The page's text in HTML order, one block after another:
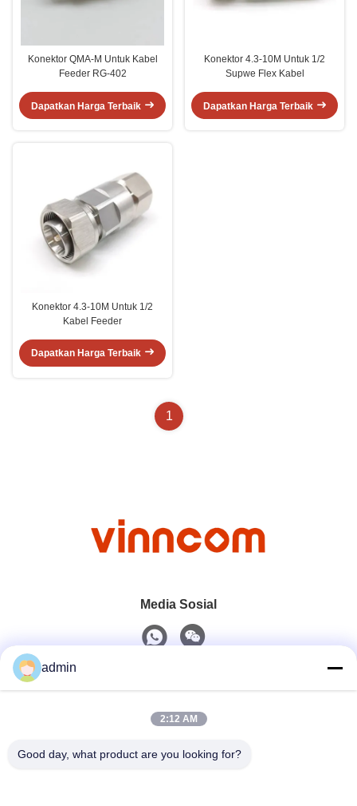
Konektor QMA-M Untuk Kabel
Feeder RG-402
Dapatkan Harga Terbaik
Konektor 4.3-10M Untuk 1/2
Supwe Flex Kabel
Dapatkan Harga Terbaik
Konektor 4.3-10M Untuk 1/2
Kabel Feeder
Dapatkan Harga Terbaik
1
Media Sosial
0086-551-65396351
admin
2:12 AM
Good day, what product are you looking for?